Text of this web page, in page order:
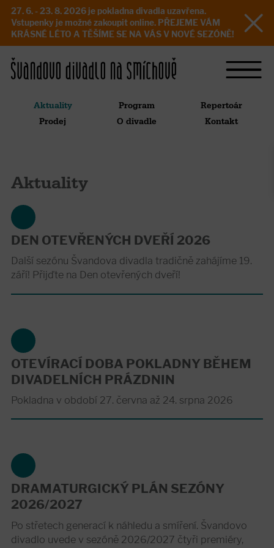
27. 6. - 23. 8. 2026 je pokladna divadla uzavřena.
Vstupenky je možné zakoupit online. PŘEJEME VÁM
KRÁSNÉ LÉTO A TĚŠÍME SE NA VÁS V NOVÉ SEZÓNĚ!
Aktuality Program
Repertoár
Prodej
O divadle Kontakt
Aktuality
DEN OTEVŘENÝCH DVEŘÍ 2026
Další sezónu Švandova divadla tradičně zahájíme 19.
září! Přijďte na Den otevřených dveří!
OTEVÍRACÍ DOBA POKLADNY BĚHEM
DIVADELNÍCH PRÁZDNIN
Pokladna v období 27. června až 24. srpna 2026
DRAMATURGICKÝ PLÁN SEZÓNY
2026/2027
Po střetech generací k náhledu a smíření. Švandovo
divadlo uvede v sezóně 2026/2027 čtyři premiéry,